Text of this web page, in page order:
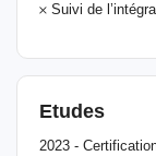
𐄂 Suivi de
Etudes
2023 -